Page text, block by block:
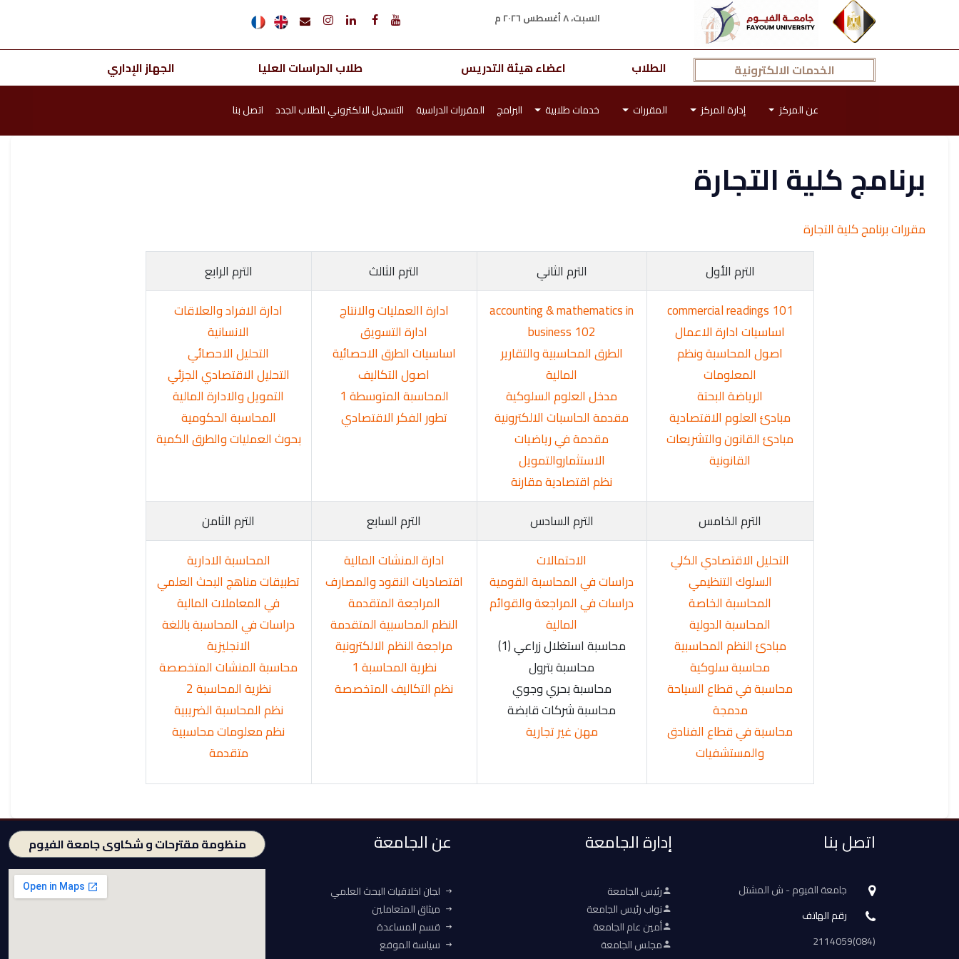
السبت، ٨ أغسطس ٢٠٢٦ م
الخدمات الالكترونية الطلاب اعضاء هيئة التدريس طلاب الدراسات العليا الجهاز الإداري
عن المركز إدارة المركز المقررات خدمات طلابية البرامج المقررات الدراسية التسجيل الالكتروني للطلاب الجدد اتصل بنا
برنامج كلية التجارة
مقررات برنامج كلية التجارة
الترم الأول
الترم الثاني الترم الثالث
الترم الرابع
commercial readings 101
اساسيات ادارة الاعمال
اصول المحاسبة ونظم
المعلومات
الرياضة البحتة
مبادئ العلوم الاقتصادية
مبادئ القانون والتشريعات
القانونية
accounting & mathematics in
business 102
الطرق المحاسبية والتقارير
المالية
مدخل العلوم السلوكية
مقدمة الحاسبات الالكترونية
مقدمة في رياضيات
الاستثماروالتمويل
نظم اقتصادية مقارنة
ادارة االعمليات والانتاج
ادارة التسويق
اساسيات الطرق الاحصائية
اصول التكاليف
المحاسبة المتوسطة 1
تطور الفكر الاقتصادي
ادارة الافراد والعلاقات
الانسانية
التحليل الاحصائي
التحليل الاقتصادي الجزئي
التمويل والادارة المالية
المحاسبة الحكومية
بحوث العمليات والطرق الكمية
الترم الخامس الترم السادس الترم السابع
الترم الثامن
التحليل الاقتصادي الكلي
السلوك التنظيمي
المحاسبة الخاصة
المحاسبة الدولية
مبادئ النظم المحاسبية
محاسبة سلوكية
محاسبة في قطاع السياحة
مدمجة
محاسبة في قطاع الفنادق
والمستشفيات
الاحتمالات
دراسات في المحاسبة القومية
دراسات في المراجعة والقوائم
المالية
محاسبة استغلال زراعي (1)
محاسبة بترول
محاسبة بحري وجوي
محاسبة شركات قابضة
مهن غير تجارية
ادارة المنشات المالية
اقتصاديات النقود والمصارف
المراجعة المتقدمة
النظم المحاسبية المتقدمة
مراجعة النظم الالكترونية
نظرية المحاسبة 1
نظم التكاليف المتخصصة
المحاسبة الادارية
تطبيقات مناهج البحث العلمي
في المعاملات المالية
دراسات في المحاسبة باللغة
الانجليزية
محاسبة المنشات المتخصصة
نظرية المحاسبة 2
نظم المحاسبة الضريبية
نظم معلومات محاسبية
متقدمة
اتصل بنا
جامعة الفيوم - ش المشتل
رقم الهاتف
(084)2114059
إدارة الجامعة
رئيس الجامعة
نواب رئيس الجامعة
أمين عام الجامعة
مجلس الجامعة
عن الجامعة
لجان اخلاقيات البحث العلمي
ميثاق المتعاملين
قسم المساعدة
سياسة الموقع
منظومة مقترحات و شكاوى جامعة الفيوم